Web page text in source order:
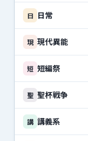
日 日常
現 現代異能
短 短編祭
聖 聖杯戦争
講 講義系